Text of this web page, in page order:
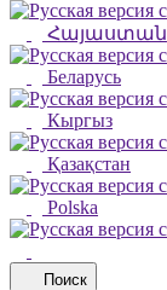
Беларусь
Кыргыз
Қазақстан
Polska
Поиск